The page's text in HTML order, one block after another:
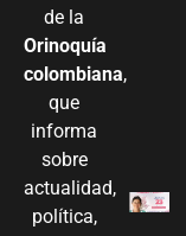
de la
Orinoquía
colombiana,
que
informa
sobre
actualidad,
política,